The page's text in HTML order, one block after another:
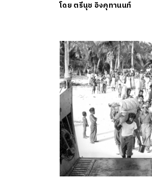
โดย ตรีนุช อิงคุทานนท์